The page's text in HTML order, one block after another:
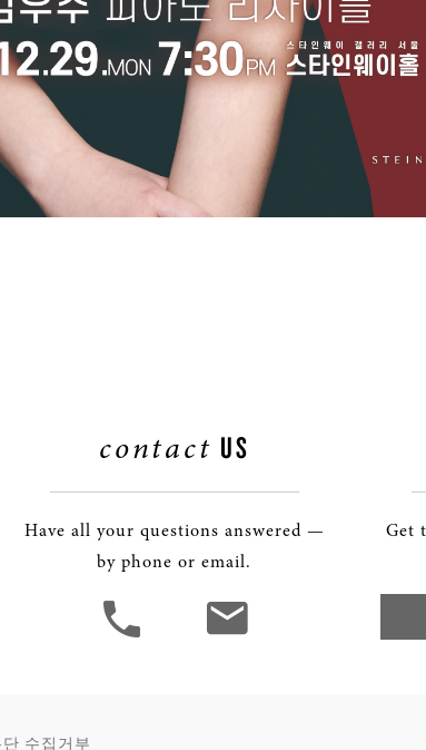
contact US
Have all your questions answered —
by phone or email.
Get
수집거부